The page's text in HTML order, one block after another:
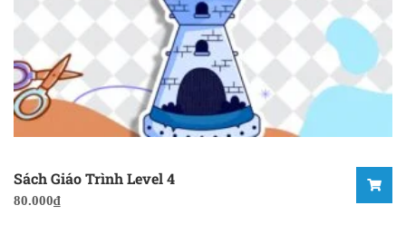
Sách Giáo Trình Level 4
80.000₫